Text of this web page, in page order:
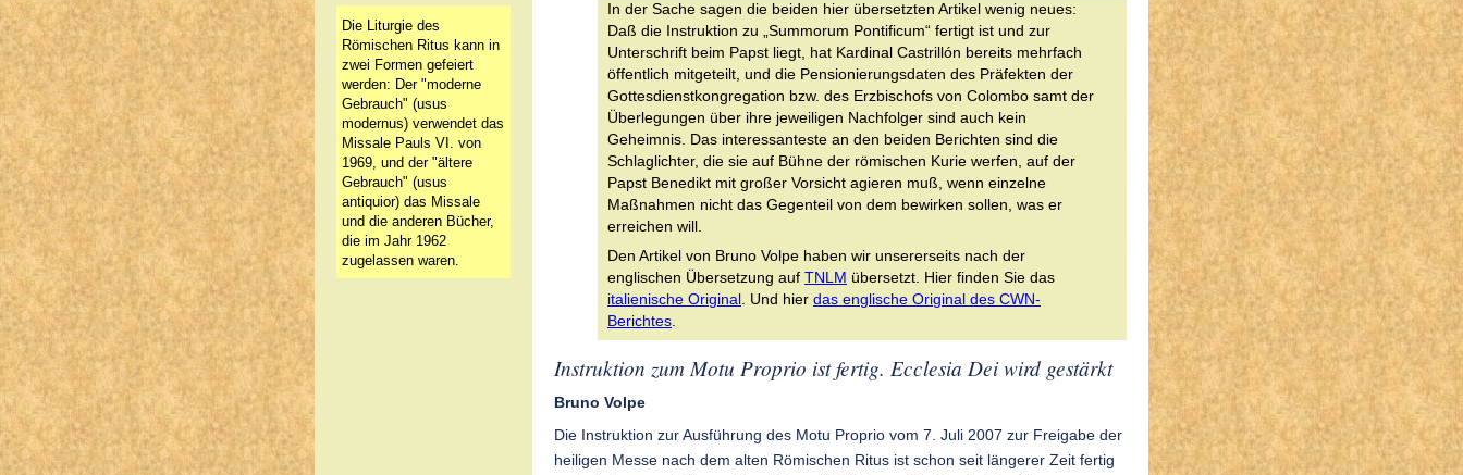
Die Liturgie des
Römischen Ritus kann in
zwei Formen gefeiert
werden: Der "moderne
Gebrauch" (usus
modernus) verwendet das
Missale Pauls VI. von
1969, und der "ältere
Gebrauch" (usus
antiquior) das Missale
und die anderen Bücher,
die im Jahr 1962
zugelassen waren.
In der Sache sagen die beiden hier übersetzten Artikel wenig neues:
Daß die Instruktion zu „Summorum Pontificum“ fertigt ist und zur
Unterschrift beim Papst liegt, hat Kardinal Castrillón bereits mehrfach
öffentlich mitgeteilt, und die Pensionierungsdaten des Präfekten der
Gottesdienstkongregation bzw. des Erzbischofs von Colombo samt der
Überlegungen über ihre jeweiligen Nachfolger sind auch kein
Geheimnis. Das interessanteste an den beiden Berichten sind die
Schlaglichter, die sie auf Bühne der römischen Kurie werfen, auf der
Papst Benedikt mit großer Vorsicht agieren muß, wenn einzelne
Maßnahmen nicht das Gegenteil von dem bewirken sollen, was er
erreichen will.
Den Artikel von Bruno Volpe haben wir unsererseits nach der
englischen Übersetzung auf TNLM übersetzt. Hier finden Sie das
italienische Original . Und hier das englische Original des CWN-
Berichtes.
Instruktion zum Motu Proprio ist fertig. Ecclesia Dei wird gestärkt
Bruno Volpe
Die Instruktion zur Ausführung des Motu Proprio vom 7. Juli 2007 zur Freigabe der
heiligen Messe nach dem alten Römischen Ritus ist schon seit längerer Zeit fertig